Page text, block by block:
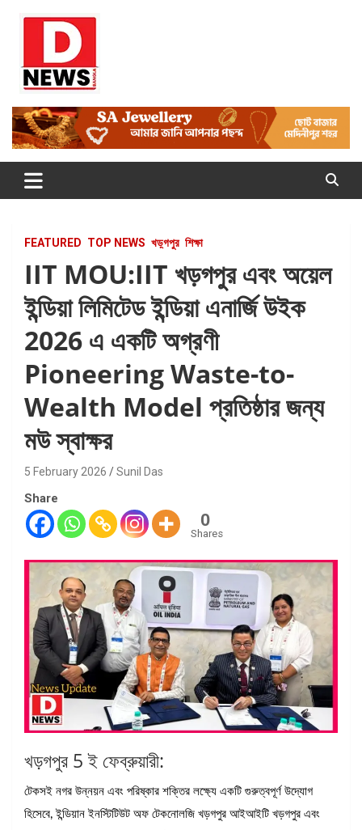
Dnews
#Medinipur24X7News
FEATURED TOP NEWS খড়্গপুর শিক্ষা
IIT MOU:IIT খড়গপুর এবং অয়েল
ইন্ডিয়া লিমিটেড ইন্ডিয়া এনার্জি উইক
2026 এ একটি অগ্রণী
Pioneering Waste-to-
Wealth Model প্রতিষ্ঠার জন্য
মউ স্বাক্ষর
5 February 2026 Sunil Das
Share
0
Shares
খড়গপুর 5 ই ফেব্রুয়ারী:
টেকসই নগর উন্নয়ন এবং পরিষ্কার শক্তির লক্ষ্যে একটি গুরুত্বপূর্ণ উদ্যোগ
হিসেবে, ইন্ডিয়ান ইনস্টিটিউট অফ টেকনোলজি খড়গপুর আইআইটি খড়গপুর এবং